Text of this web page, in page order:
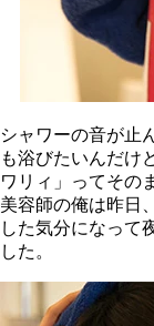
シャワーの音が止
も浴びたいんだけ
ワリィ」ってその
美容師の俺は昨日
した気分になって
した。